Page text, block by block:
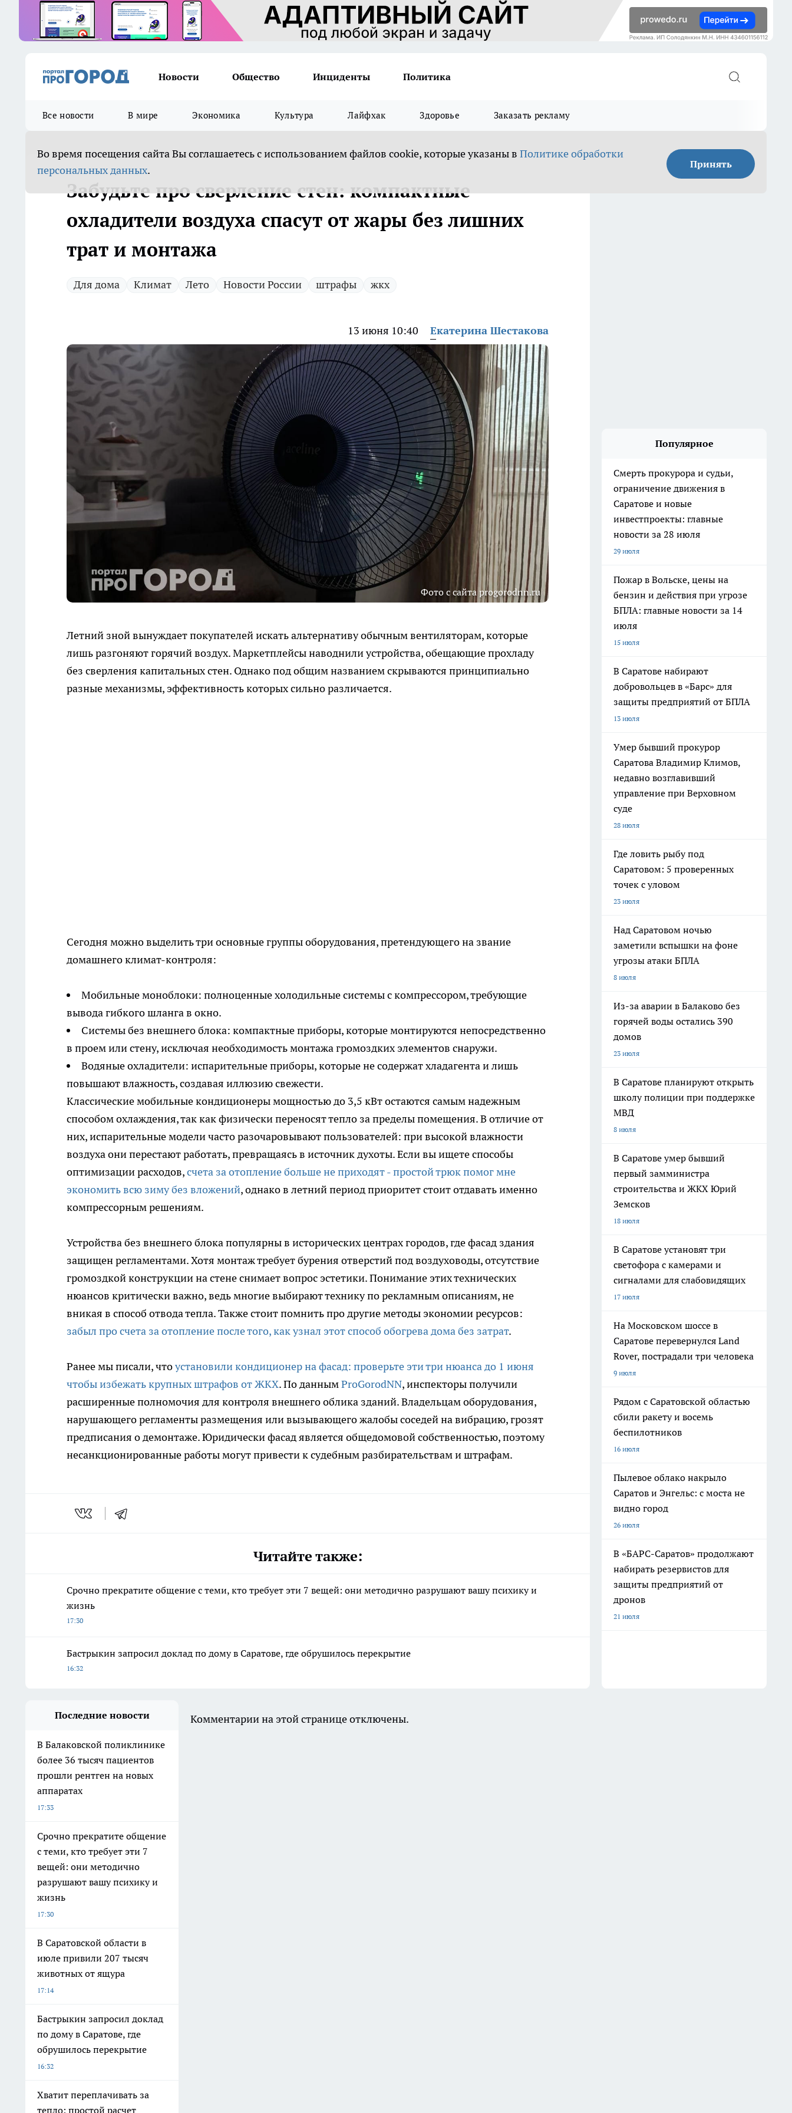
Новости Общество Инциденты Политика
Все новости В мире Экономика Культура Лайфхак Здоровье Заказать рекламу
Во время посещения сайта Вы соглашаетесь с использованием файлов cookie, которые указаны в Политике обработки
персональных данных. Принять
Забудьте про сверление стен: компактные
охладители воздуха спасут от жары без лишних
трат и монтажа
Для дома Климат Лето Новости России штрафы жкх
13 июня 10:40 Екатерина Шестакова
Фото с сайта progorodnn.ru
Летний зной вынуждает покупателей искать альтернативу обычным вентиляторам, которые
лишь разгоняют горячий воздух. Маркетплейсы наводнили устройства, обещающие прохладу
без сверления капитальных стен. Однако под общим названием скрываются принципиально
разные механизмы, эффективность которых сильно различается.
Сегодня можно выделить три основные группы оборудования, претендующего на звание
домашнего климат-контроля:
Мобильные моноблоки: полноценные холодильные системы с компрессором, требующие
вывода гибкого шланга в окно.
Системы без внешнего блока: компактные приборы, которые монтируются непосредственно
в проем или стену, исключая необходимость монтажа громоздких элементов снаружи.
Водяные охладители: испарительные приборы, которые не содержат хладагента и лишь
повышают влажность, создавая иллюзию свежести.
Классические мобильные кондиционеры мощностью до 3,5 кВт остаются самым надежным
способом охлаждения, так как физически переносят тепло за пределы помещения. В отличие от
них, испарительные модели часто разочаровывают пользователей: при высокой влажности
воздуха они перестают работать, превращаясь в источник духоты. Если вы ищете способы
оптимизации расходов,счета за отопление больше не приходят - простой трюк помог мне
экономить всю зиму без вложений, однако в летний период приоритет стоит отдавать именно
компрессорным решениям.
Устройства без внешнего блока популярны в исторических центрах городов, где фасад здания
защищен регламентами. Хотя монтаж требует бурения отверстий под воздуховоды, отсутствие
громоздкой конструкции на стене снимает вопрос эстетики. Понимание этих технических
нюансов критически важно, ведь многие выбирают технику по рекламным описаниям, не
вникая в способ отвода тепла. Также стоит помнить про другие методы экономии ресурсов:
забыл про счета за отопление после того, как узнал этот способ обогрева дома без затрат.
Ранее мы писали, чтоустановили кондиционер на фасад: проверьте эти три нюанса до 1 июня
чтобы избежать крупных штрафов от ЖКХ. По даннымProGorodNN, инспекторы получили
расширенные полномочия для контроля внешнего облика зданий. Владельцам оборудования,
нарушающего регламенты размещения или вызывающего жалобы соседей на вибрацию, грозят
предписания о демонтаже. Юридически фасад является общедомовой собственностью, поэтому
несанкционированные работы могут привести к судебным разбирательствам и штрафам.
Читайте также:
Срочно прекратите общение с теми, кто требует эти 7 вещей: они методично разрушают вашу психику и
жизнь
17:30
Бастрыкин запросил доклад по дому в Саратове, где обрушилось перекрытие
16:32
Популярное
Смерть прокурора и судьи,
ограничение движения в
Саратове и новые
инвестпроекты: главные
новости за 28 июля
29 июля
Пожар в Вольске, цены на
бензин и действия при угрозе
БПЛА: главные новости за 14
июля
15 июля
В Саратове набирают
добровольцев в «Барс» для
защиты предприятий от БПЛА
13 июля
Умер бывший прокурор
Саратова Владимир Климов,
недавно возглавивший
управление при Верховном
суде
28 июля
Где ловить рыбу под
Саратовом: 5 проверенных
точек с уловом
23 июля
Над Саратовом ночью
заметили вспышки на фоне
угрозы атаки БПЛА
8 июля
Из-за аварии в Балаково без
горячей воды остались 390
домов
23 июля
В Саратове планируют открыть
школу полиции при поддержке
МВД
8 июля
В Саратове умер бывший
первый замминистра
строительства и ЖКХ Юрий
Земсков
18 июля
В Саратове установят три
светофора с камерами и
сигналами для слабовидящих
17 июля
На Московском шоссе в
Саратове перевернулся Land
Rover, пострадали три человека
9 июля
Рядом с Саратовской областью
сбили ракету и восемь
беспилотников
16 июля
Пылевое облако накрыло
Саратов и Энгельс: с моста не
видно город
26 июля
В «БАРС-Саратов» продолжают
набирать резервистов для
защиты предприятий от
дронов
21 июля
Последние новости
В Балаковской поликлинике
более 36 тысяч пациентов
прошли рентген на новых
аппаратах
17:33
Срочно прекратите общение
с теми, кто требует эти 7
вещей: они методично
разрушают вашу психику и
жизнь
17:30
В Саратовской области в
июле привили 207 тысяч
животных от ящура
17:14
Бастрыкин запросил доклад
по дому в Саратове, где
обрушилось перекрытие
16:32
Хватит переплачивать за
тепло: простой расчет
Комментарии на этой странице отключены.